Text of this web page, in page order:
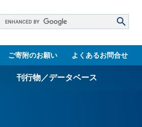
Google
ス
ご寄附のお願い よくあるお問合せ
刊行物／データベース